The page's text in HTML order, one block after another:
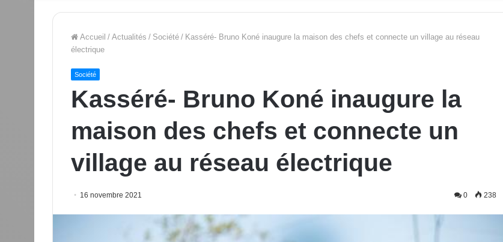
Accueil / Actualités / Société / Kasséré- Bruno Koné inaugure la maison des chefs et connecte un village au réseau
électrique
Société
Kasséré- Bruno Koné inaugure la
maison des chefs et connecte un
village au réseau électrique
16 novembre 2021 0 238